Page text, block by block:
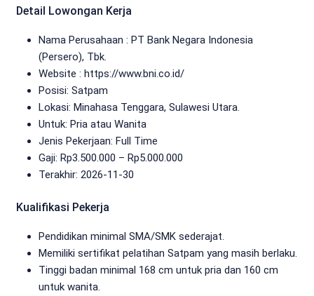
Detail Lowongan Kerja
Nama Perusahaan : PT Bank Negara Indonesia
(Persero), Tbk.
Website : https://www.bni.co.id/
Posisi: Satpam
Lokasi: Minahasa Tenggara, Sulawesi Utara.
Untuk: Pria atau Wanita
Jenis Pekerjaan: Full Time
Gaji: Rp3.500.000 – Rp5.000.000
Terakhir: 2026-11-30
Kualifikasi Pekerja
Pendidikan minimal SMA/SMK sederajat.
Memiliki sertifikat pelatihan Satpam yang masih berlaku.
Tinggi badan minimal 168 cm untuk pria dan 160 cm
untuk wanita.